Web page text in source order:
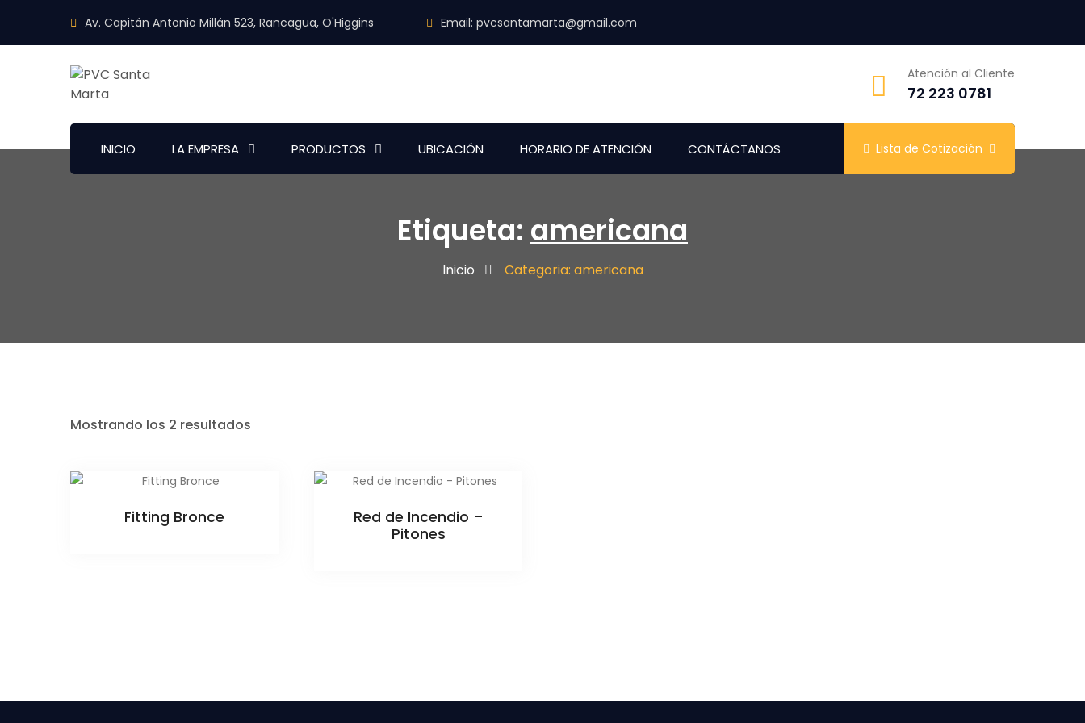
Av. Capitán Antonio Millán 523, Rancagua, O'Higgins Email: pvcsantamarta@gmail.com
Atención al Cliente
72 223 0781
INICIO LA EMPRESA PRODUCTOS UBICACIÓN HORARIO DE ATENCIÓN CONTÁCTANOS Lista de Cotización
Etiqueta: americana
Inicio Categoria: americana
Mostrando los 2 resultados
Fitting Bronce
Red de Incendio –
Pitones